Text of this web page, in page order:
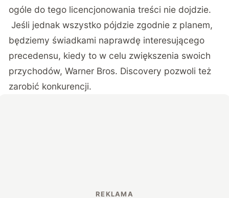
ogóle do tego licencjonowania treści nie dojdzie.
Jeśli jednak wszystko pójdzie zgodnie z planem,
będziemy świadkami naprawdę interesującego
precedensu, kiedy to w celu zwiększenia swoich
przychodów, Warner Bros. Discovery pozwoli też
zarobić konkurencji.